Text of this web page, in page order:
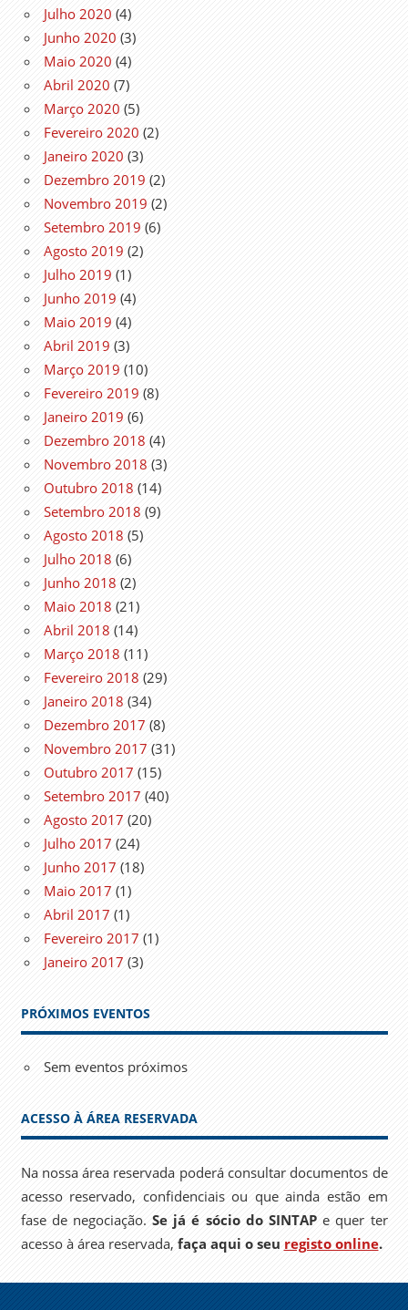
Julho 2020 (4)
Junho 2020 (3)
Maio 2020 (4)
Abril 2020 (7)
Março 2020 (5)
Fevereiro 2020 (2)
Janeiro 2020 (3)
Dezembro 2019 (2)
Novembro 2019 (2)
Setembro 2019 (6)
Agosto 2019 (2)
Julho 2019 (1)
Junho 2019 (4)
Maio 2019 (4)
Abril 2019 (3)
Março 2019 (10)
Fevereiro 2019 (8)
Janeiro 2019 (6)
Dezembro 2018 (4)
Novembro 2018 (3)
Outubro 2018 (14)
Setembro 2018 (9)
Agosto 2018 (5)
Julho 2018 (6)
Junho 2018 (2)
Maio 2018 (21)
Abril 2018 (14)
Março 2018 (11)
Fevereiro 2018 (29)
Janeiro 2018 (34)
Dezembro 2017 (8)
Novembro 2017 (31)
Outubro 2017 (15)
Setembro 2017 (40)
Agosto 2017 (20)
Julho 2017 (24)
Junho 2017 (18)
Maio 2017 (1)
Abril 2017 (1)
Fevereiro 2017 (1)
Janeiro 2017 (3)
PRÓXIMOS EVENTOS
Sem eventos próximos
ACESSO À ÁREA RESERVADA
Na nossa área reservada poderá consultar documentos de
acesso reservado, confidenciais ou que ainda estão em
fase de negociação.Se já é sócio do SINTAPe quer ter
acesso à área reservada, faça aqui o seu registo online.